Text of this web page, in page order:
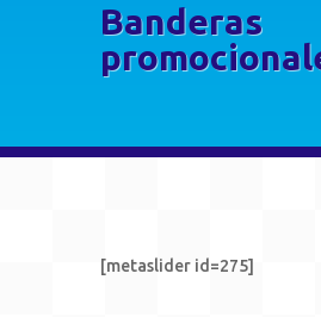
Banderas
[metaslider id=275]